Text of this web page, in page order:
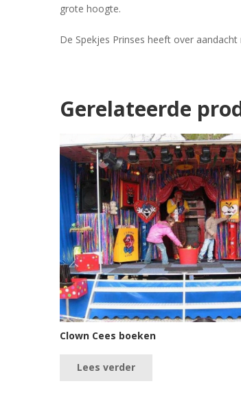
grote hoogte.
De Spekjes Prinses heeft over
Gerelateerde
Clown Cees boeken
Lees verder